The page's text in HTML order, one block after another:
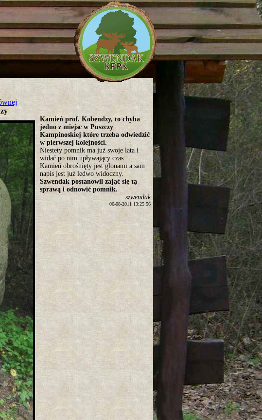
Kamień prof. Kobendzy, to chyba
jedno z miejsc w Puszczy
Kampinoskiej które trzeba odwiedzić
w pierwszej kolejności.
Niestety pomnik ma już swoje lata i
widać po nim upływający czas.
Kamień obrośnięty jest glonami a sam
napis jest już ledwo widoczny.
Szwendak postanowił zająć się tą
sprawą i odnowić pomnik.
szwendak
06-08-2011 13:25:56